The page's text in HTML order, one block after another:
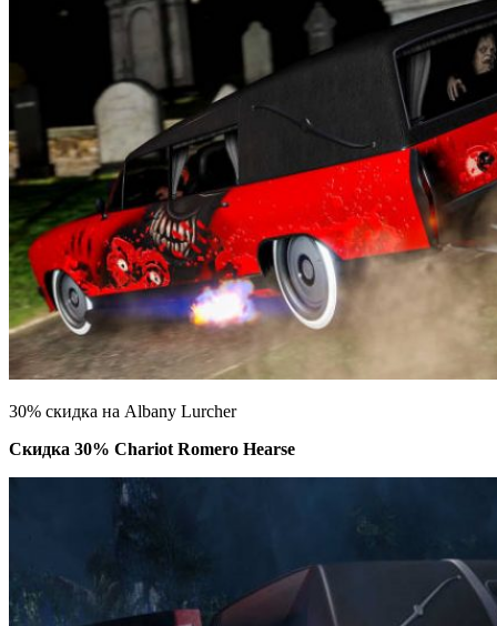
30% скидка на Albany Lurcher
Скидка 30% Chariot Romero Hearse